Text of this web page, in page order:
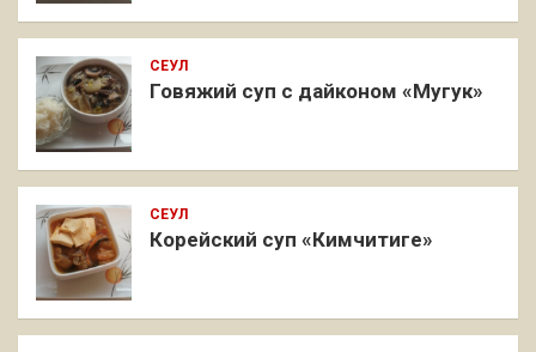
СЕУЛ
Говяжий суп с дайконом «Мугук»
СЕУЛ
Корейский суп «Кимчитиге»